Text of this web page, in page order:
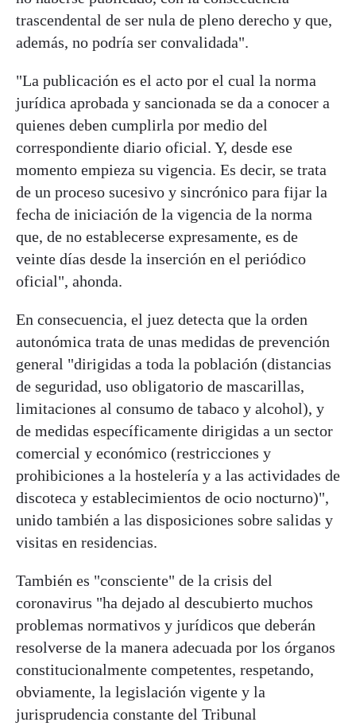
trascendental de ser nula de pleno derecho y que,
además, no podría ser convalidada".
"La publicación es el acto por el cual la norma
jurídica aprobada y sancionada se da a conocer a
quienes deben cumplirla por medio del
correspondiente diario oficial. Y, desde ese
momento empieza su vigencia. Es decir, se trata
de un proceso sucesivo y sincrónico para fijar la
fecha de iniciación de la vigencia de la norma
que, de no establecerse expresamente, es de
veinte días desde la inserción en el periódico
oficial", ahonda.
En consecuencia, el juez detecta que la orden
autonómica trata de unas medidas de prevención
general "dirigidas a toda la población (distancias
de seguridad, uso obligatorio de mascarillas,
limitaciones al consumo de tabaco y alcohol), y
de medidas específicamente dirigidas a un sector
comercial y económico (restricciones y
prohibiciones a la hostelería y a las actividades de
discoteca y establecimientos de ocio nocturno)",
unido también a las disposiciones sobre salidas y
visitas en residencias.
También es "consciente" de la crisis del
coronavirus "ha dejado al descubierto muchos
problemas normativos y jurídicos que deberán
resolverse de la manera adecuada por los órganos
constitucionalmente competentes, respetando,
obviamente, la legislación vigente y la
jurisprudencia constante del Tribunal